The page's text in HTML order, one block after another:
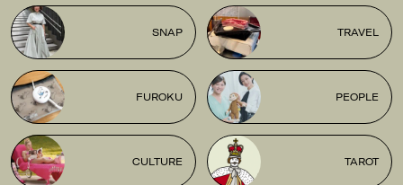
SNAP TRAVEL
FUROKU PEOPLE
CULTURE TAROT